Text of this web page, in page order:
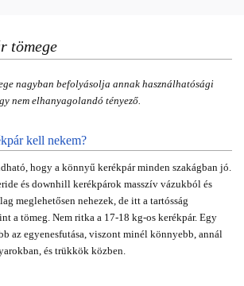
tömege
nagyban befolyásolja annak használhatósági
nem elhanyagolandó tényező.
kell nekem?
hogy a könnyű kerékpár minden szakágban jó.
és downhill kerékpárok masszív vázukból és
meglehetősen nehezek, de itt a tartósság
a tömeg. Nem ritka a 17-18 kg-os kerékpár. Egy
az egyenesfutása, viszont minél könnyebb, annál
és trükkök közben.